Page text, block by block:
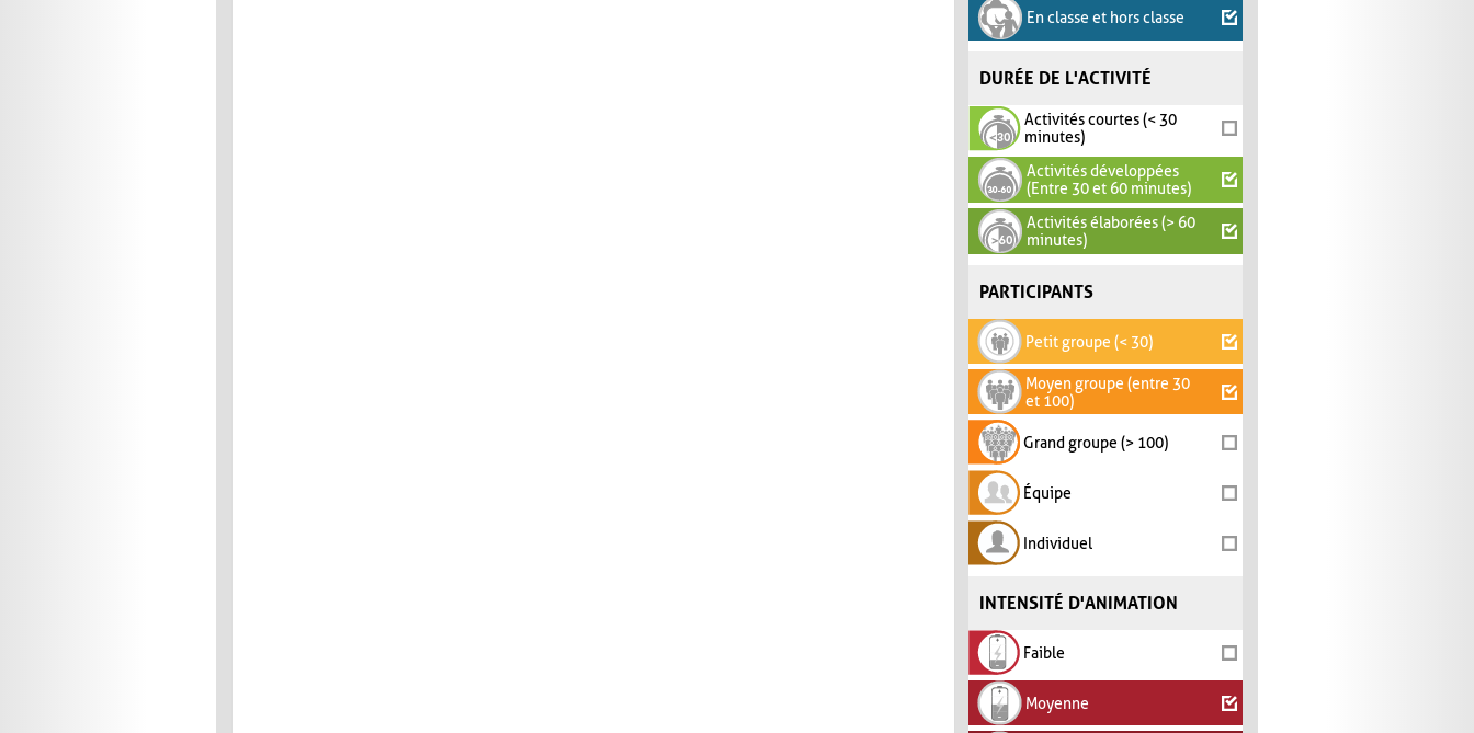
En classe et hors classe
DURÉE DE L'ACTIVITÉ
Activités courtes (< 30
minutes)
Activités développées
(Entre 30 et 60 minutes)
Activités élaborées (> 60
minutes)
PARTICIPANTS
Petit groupe (< 30)
Moyen groupe (entre 30
et 100)
Grand groupe (> 100)
Équipe
Individuel
INTENSITÉ D'ANIMATION
Faible
Moyenne